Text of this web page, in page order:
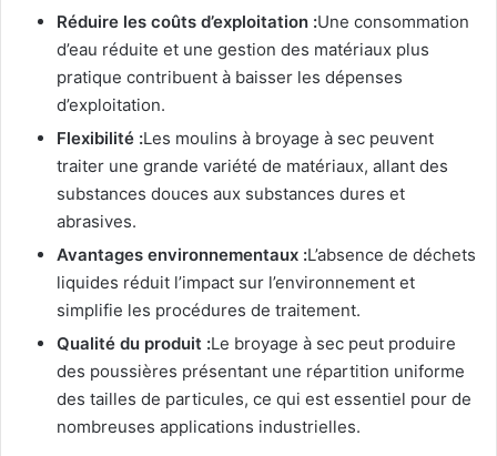
Réduire les coûts d’exploitation :Une consommation
d’eau réduite et une gestion des matériaux plus
pratique contribuent à baisser les dépenses
d’exploitation.
Flexibilité :Les moulins à broyage à sec peuvent
traiter une grande variété de matériaux, allant des
substances douces aux substances dures et
abrasives.
Avantages environnementaux :L’absence de déchets
liquides réduit l’impact sur l’environnement et
simplifie les procédures de traitement.
Qualité du produit :Le broyage à sec peut produire
des poussières présentant une répartition uniforme
des tailles de particules, ce qui est essentiel pour de
nombreuses applications industrielles.